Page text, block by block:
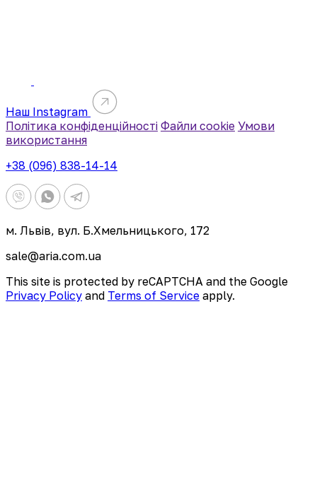
Наш Instagram
Політика конфіденційності Файли cookie Умови
використання
+38 (096) 838-14-14
м. Львів, вул. Б.Хмельницького, 172
sale@aria.com.ua
This site is protected by reCAPTCHA and the Google
Privacy Policy and Terms of Service apply.